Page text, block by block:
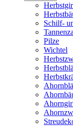
Schilf-
Pilze
Wichtel